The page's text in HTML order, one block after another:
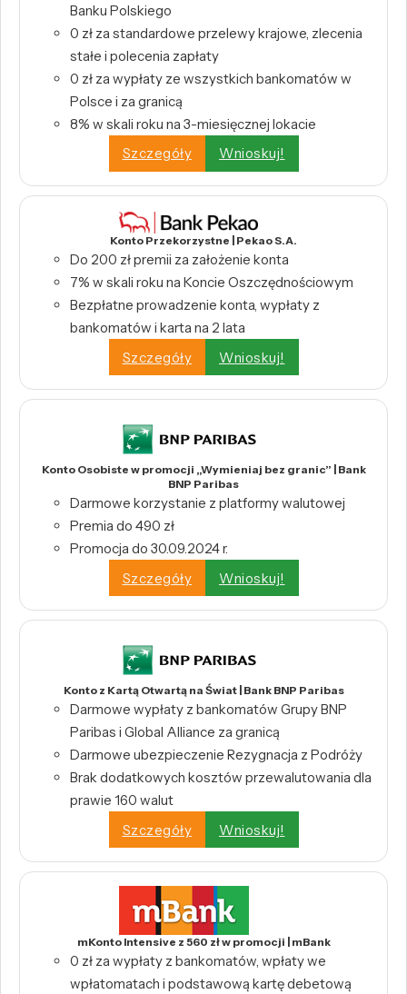
Banku Polskiego
0 zł za standardowe przelewy krajowe, zlecenia
stałe i polecenia zapłaty
0 zł za wypłaty ze wszystkich bankomatów w
Polsce i za granicą
8% w skali roku na 3-miesięcznej lokacie
Szczegóły
Wnioskuj!
Konto Przekorzystne | Pekao S.A.
Do 200 zł premii za założenie konta
7% w skali roku na Koncie Oszczędnościowym
Bezpłatne prowadzenie konta, wypłaty z
bankomatów i karta na 2 lata
Szczegóły
Wnioskuj!
Konto Osobiste w promocji „Wymieniaj bez granic” | Bank
BNP Paribas
Darmowe korzystanie z platformy walutowej
Premia do 490 zł
Promocja do 30.09.2024 r.
Szczegóły
Wnioskuj!
Konto z Kartą Otwartą na Świat | Bank BNP Paribas
Darmowe wypłaty z bankomatów Grupy BNP
Paribas i Global Alliance za granicą
Darmowe ubezpieczenie Rezygnacja z Podróży
Brak dodatkowych kosztów przewalutowania dla
prawie 160 walut
Szczegóły
Wnioskuj!
mKonto Intensive z 560 zł w promocji | mBank
0 zł za wypłaty z bankomatów, wpłaty we
wpłatomatach i podstawową kartę debetową